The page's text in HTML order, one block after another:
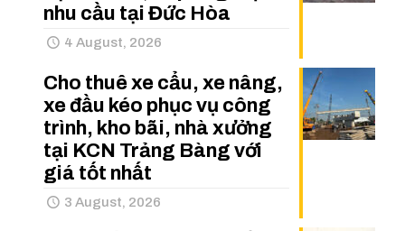
nhu cầu tại Đức Hòa
4 August, 2026
Cho thuê xe cẩu, xe nâng,
xe đầu kéo phục vụ công
trình, kho bãi, nhà xưởng
tại KCN Trảng Bàng với
giá tốt nhất
3 August, 2026